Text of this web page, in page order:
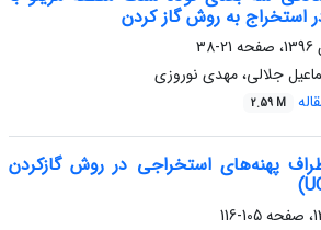
استخراج به روش گاز کردن
21-38
جلالی، مهدی نوروزی
2.59 M
پهنه‌های استخراجی در روش گازکردن
105-116